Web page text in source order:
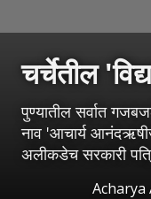
चर्चेतील
पुण्यातील सर्वात
नाव 'आचार्य
अलीकडेच सरकारी